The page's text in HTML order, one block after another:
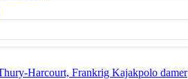
Harcourt, Frankrig Kajakpolo damer